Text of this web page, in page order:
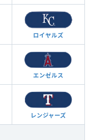
ロイヤルズ
エンゼルス
レンジャーズ